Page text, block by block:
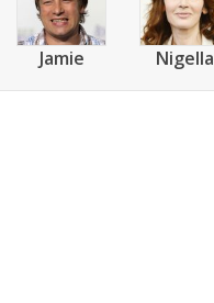
Jamie Nigella